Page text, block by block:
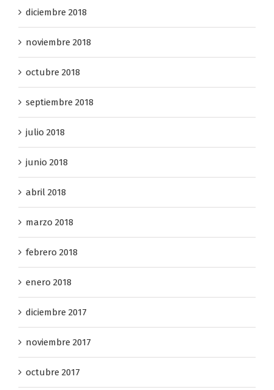
diciembre 2018
noviembre 2018
octubre 2018
septiembre 2018
julio 2018
junio 2018
abril 2018
marzo 2018
febrero 2018
enero 2018
diciembre 2017
noviembre 2017
octubre 2017